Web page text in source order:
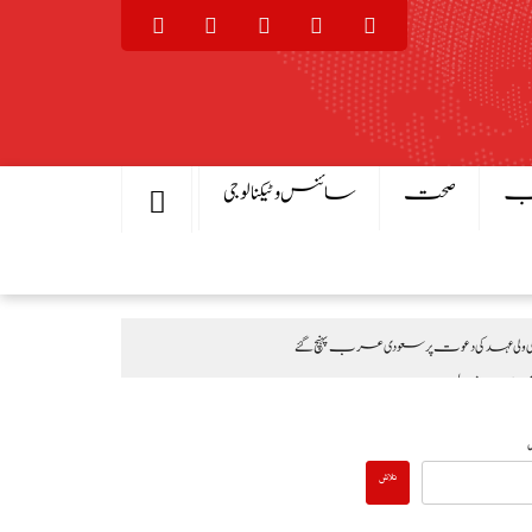
صحت
سائنس و ٹیکنالوجی
عہد کی دعوت پر سعودی عرب پہنچ گئے
تلاش